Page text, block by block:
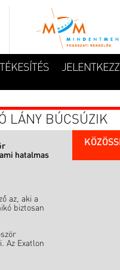
LÁNY BÚCSÚZIK
hatalmas
az, aki a
biztosan
Az Exatlon